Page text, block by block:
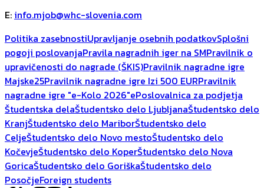
E: info.mjob@whc-slovenia.com
Politika zasebnostiUpravljanje osebnih podatkovSplošni
pogoji poslovanjaPravila nagradnih iger na SMPravilnik o
upravičenosti do nagrade (ŠKIS)Pravilnik nagradne igre
Majske25Pravilnik nagradne igre Izi 500 EURPravilnik
nagradne igre "e-Kolo 2026"ePoslovalnica za podjetja
Študentska delaŠtudentsko delo LjubljanaŠtudentsko delo
KranjŠtudentsko delo MariborŠtudentsko delo
CeljeŠtudentsko delo Novo mestoŠtudentsko delo
KočevjeŠtudentsko delo KoperŠtudentsko delo Nova
GoricaŠtudentsko delo GoriškaŠtudentsko delo
PosočjeForeign students